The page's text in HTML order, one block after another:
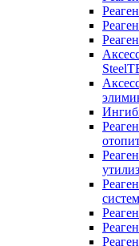
систем